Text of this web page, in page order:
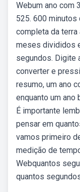
Webum ano com
525. 600 minutos
completa da
meses divididos
segundos. Digite
converter e
resumo, um ano
enquanto um
É importante
pensar em
vamos primeiro
medição de
Webquantos
quantos